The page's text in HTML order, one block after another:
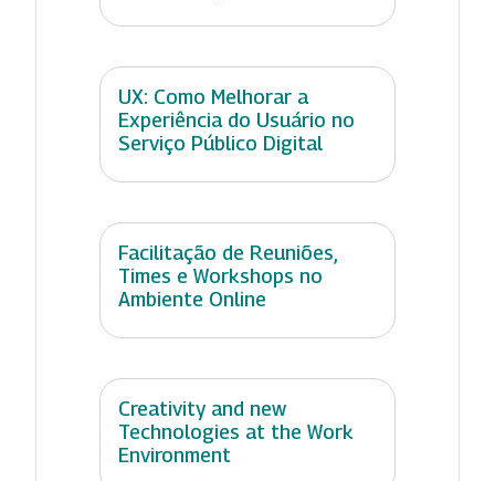
UX: Como Melhorar a
Experiência do Usuário no
Serviço Público Digital
Facilitação de Reuniões,
Times e Workshops no
Ambiente Online
Creativity and new
Technologies at the Work
Environment